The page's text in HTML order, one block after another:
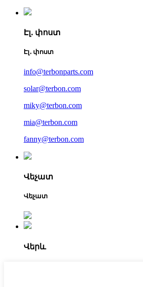
Էլ․ փոստ
Էլ․ փոստ
info@terbonparts.com
solar@terbon.com
miky@terbon.com
mia@terbon.com
fanny@terbon.com
Վեչատ
Վեչատ
Վերև